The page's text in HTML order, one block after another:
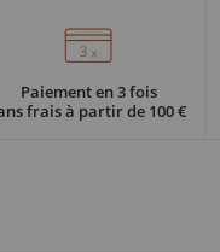
Paiement en 3 fois
frais à partir de 100 €